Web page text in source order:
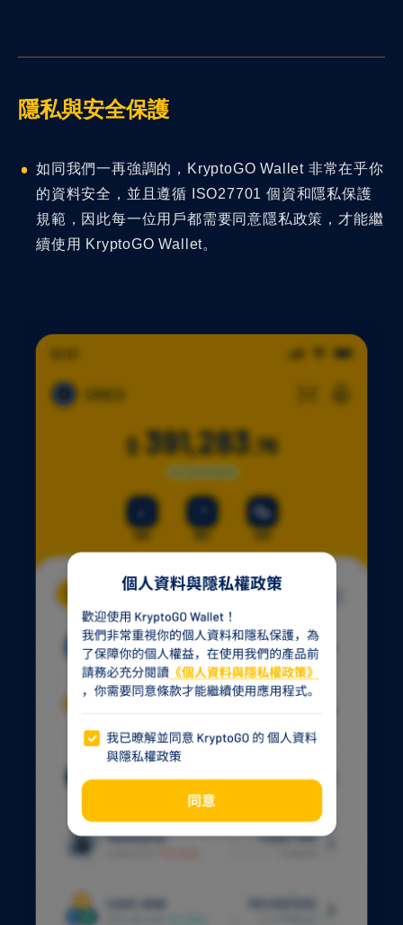
隱私與安全保護
如同我們一再強調的，KryptoGO Wallet 非常在乎你
的資料安全，並且遵循 ISO27701 個資和隱私保護
規範，因此每一位用戶都需要同意隱私政策，才能繼
續使用 KryptoGO Wallet。